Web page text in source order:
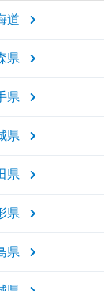
道
県
県
県
県
県
県